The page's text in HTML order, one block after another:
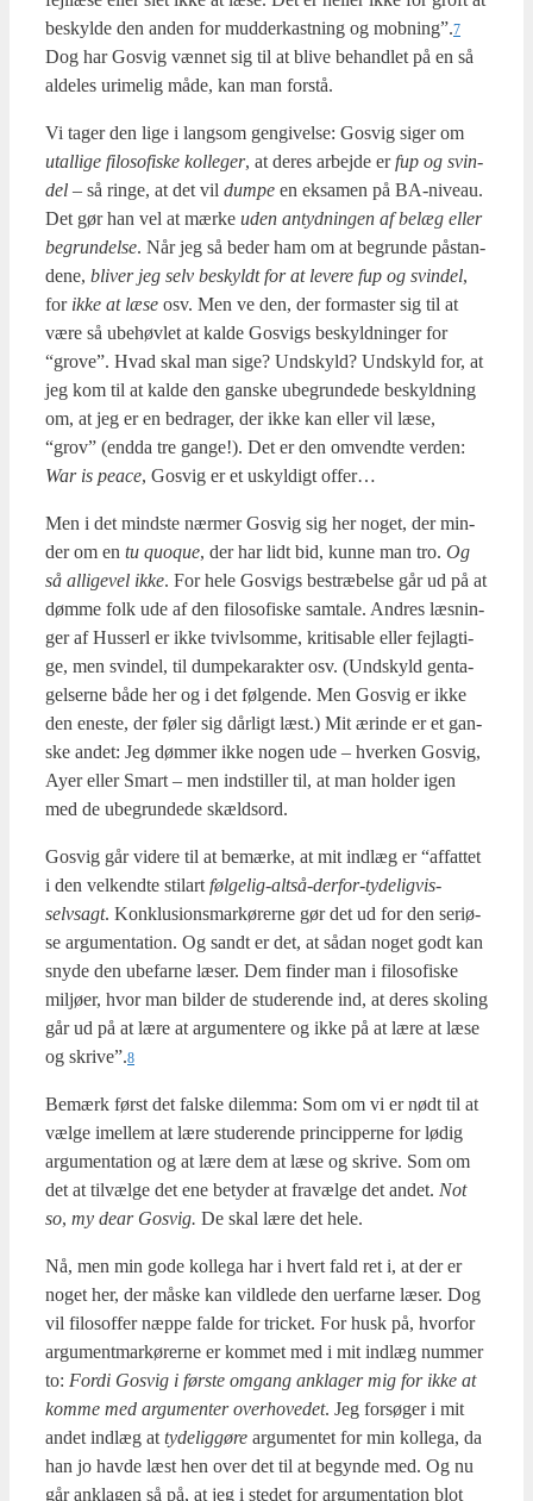
beskyl­de den anden for mud­der­kast­ning og mobning”.7
Dog har Gosvig væn­net sig til at bli­ve behand­let på en så
alde­les uri­me­lig måde, kan man for­stå.
Vi tager den lige i lang­som gen­gi­vel­se: Gosvig siger om
utal­li­ge filo­so­fi­ske kol­le­ger, at deres arbej­de erfup og svin­
del – så rin­ge, at det vil dum­pe en eksa­men på BA-niveau.
Det gør han vel at mær­ke uden antyd­nin­gen af belæg eller
begrun­del­se. Når jeg så beder ham om at begrun­de påstan­
de­ne, bli­ver jeg selv beskyldt for at leve­re fup og svin­del,
for ikke at læse osv. Men ve den, der for­ma­ster sig til at
være så ube­høv­let at kal­de Gosvigs beskyld­nin­ger for
“grove”. Hvad skal man sige? Und­skyld? Und­skyld for, at
jeg kom til at kal­de den gan­ske ube­grun­de­de beskyld­ning
om, at jeg er en bed­ra­ger, der ikke kan eller vil læse,
“grov” (end­da tre gan­ge!). Det er den omvend­te ver­den:
War is pea­ce, Gosvig er et uskyl­digt offer…
Men i det mind­ste nær­mer Gosvig sig her noget, der min­
der om en tu quoque, der har lidt bid, kun­ne man tro. Og
så alli­ge­vel ikke. For hele Gosvigs bestræ­bel­se går ud på at
døm­me folk ude af den filo­so­fi­ske sam­ta­le. Andres læs­nin­
ger af Hus­serl er ikke tvivls­om­me, kri­tisab­le eller fejl­ag­ti­
ge, men svin­del, til dum­pe­ka­rak­ter osv. (Und­skyld gen­ta­
gel­ser­ne både her og i det føl­gen­de. Men Gosvig er ikke
den ene­ste, der føler sig dår­ligt læst.) Mit ærin­de er et gan­
ske andet: Jeg døm­mer ikke nogen ude – hver­ken Gosvig,
Ayer eller Smart – men indstil­ler til, at man hol­der igen
med de ube­grun­de­de skældsord.
Gosvig går vide­re til at bemær­ke, at mit ind­læg er “affat­tet
i den vel­kend­te stilart føl­ge­lig-alt­så-der­for-tyde­lig­vis-
selvsagt. Kon­klu­sions­mar­kø­rer­ne gør det ud for den seri­ø­
se argu­men­ta­tion. Og sandt er det, at sådan noget godt kan
sny­de den ube­far­ne læser. Dem fin­der man i filo­so­fi­ske
mil­jø­er, hvor man bil­der de stu­de­ren­de ind, at deres sko­ling
går ud på at lære at argu­men­te­re og ikke på at lære at læse
og skrive”.8
Bemærk først det fal­ske dilem­ma: Som om vi er nødt til at
væl­ge imel­lem at lære stu­de­ren­de prin­cip­per­ne for lødig
argu­men­ta­tion og at lære dem at læse og skri­ve. Som om
det at til­væl­ge det ene bety­der at fra­væl­ge det andet. Not
so, my dear Gosvig. De skal lære det hele.
Nå, men min gode kol­le­ga har i hvert fald ret i, at der er
noget her, der måske kan vild­le­de den uer­far­ne læser. Dog
vil filo­sof­fer næp­pe fal­de for tri­ck­et. For husk på, hvor­for
argu­ment­mar­kø­rer­ne er kom­met med i mit ind­læg num­mer
to: For­di Gosvig i før­ste omgang ankla­ger mig for ikke at
kom­me med argu­men­ter over­ho­ve­det. Jeg for­sø­ger i mit
andet ind­læg at tyde­lig­gø­re argu­men­tet for min kol­le­ga, da
han jo hav­de læst hen over det til at begyn­de med. Og nu
går ankla­gen så på, at jeg i ste­det for argu­men­ta­tion blot